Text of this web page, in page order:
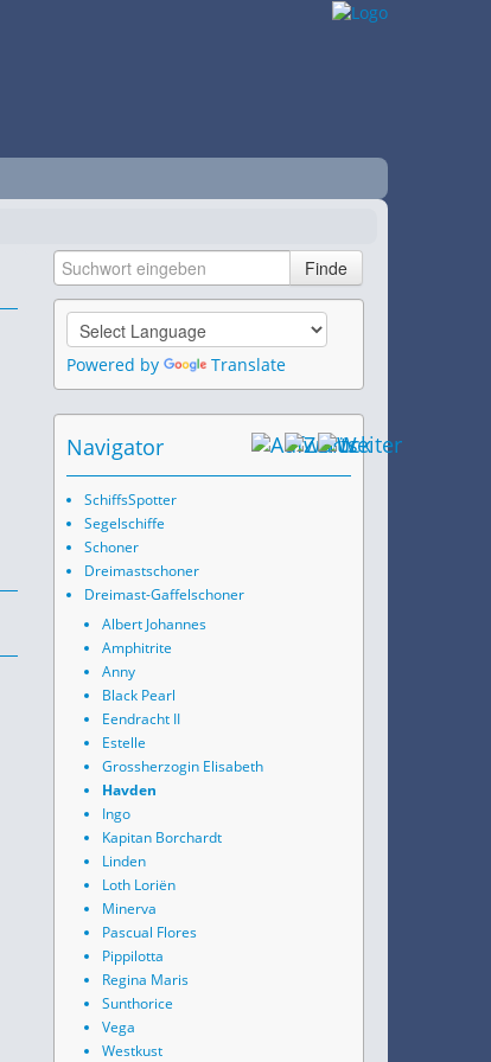
Powered by Translate
Navigator
SchiffsSpotter
Segelschiffe
Schoner
Dreimastschoner
Dreimast-Gaffelschoner
Albert Johannes
Amphitrite
Anny
Black Pearl
Eendracht II
Estelle
Grossherzogin Elisabeth
Havden
Ingo
Kapitan Borchardt
Linden
Loth Loriën
Minerva
Pascual Flores
Pippilotta
Regina Maris
Sunthorice
Vega
Westkust